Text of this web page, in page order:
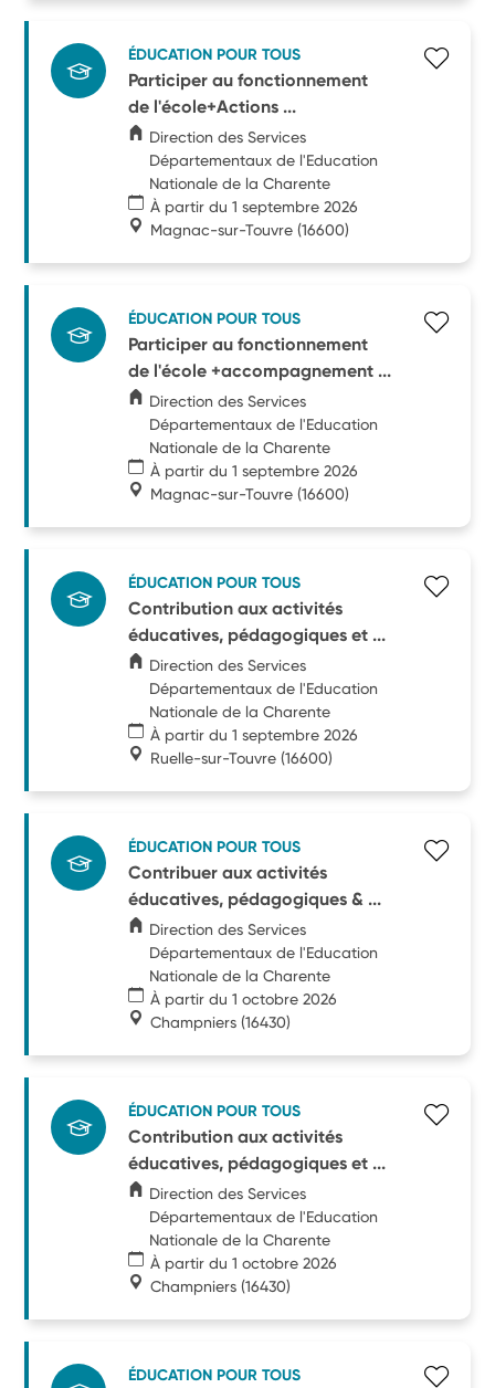
ÉDUCATION POUR TOUS
Participer au fonctionnement
de l'école+Actions ...
Direction des Services
Départementaux de l'Education
Nationale de la Charente
À partir du 1 septembre 2026
Magnac-sur-Touvre (16600)
ÉDUCATION POUR TOUS
Participer au fonctionnement
de l'école +accompagnement ...
Direction des Services
Départementaux de l'Education
Nationale de la Charente
À partir du 1 septembre 2026
Magnac-sur-Touvre (16600)
ÉDUCATION POUR TOUS
Contribution aux activités
éducatives, pédagogiques et ...
Direction des Services
Départementaux de l'Education
Nationale de la Charente
À partir du 1 septembre 2026
Ruelle-sur-Touvre (16600)
ÉDUCATION POUR TOUS
Contribuer aux activités
éducatives, pédagogiques & ...
Direction des Services
Départementaux de l'Education
Nationale de la Charente
À partir du 1 octobre 2026
Champniers (16430)
ÉDUCATION POUR TOUS
Contribution aux activités
éducatives, pédagogiques et ...
Direction des Services
Départementaux de l'Education
Nationale de la Charente
À partir du 1 octobre 2026
Champniers (16430)
ÉDUCATION POUR TOUS